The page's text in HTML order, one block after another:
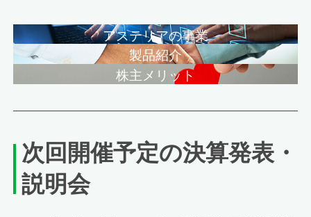
アステリアの事業
製品紹介
株主メリット
次回開催予定の決算発表・
説明会